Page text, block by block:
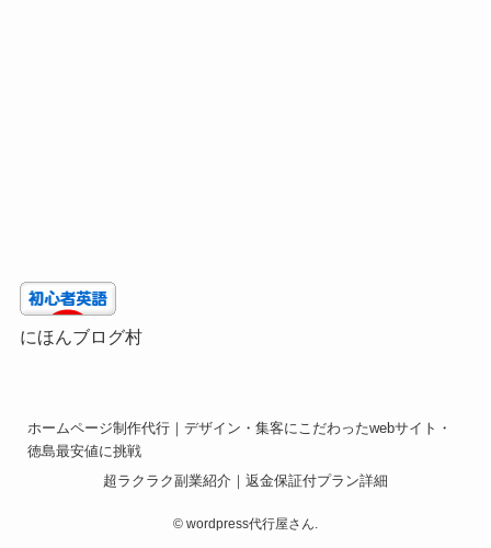
にほんブログ村
ホームページ制作代行｜デザイン・集客にこだわったwebサイト・
徳島最安値に挑戦
超ラクラク副業紹介｜返金保証付プラン詳細
© wordpress代行屋さん.